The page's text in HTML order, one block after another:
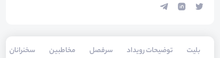
بلیت‌ توضیحات رویداد سرفصل مخاطبین سخنرانان